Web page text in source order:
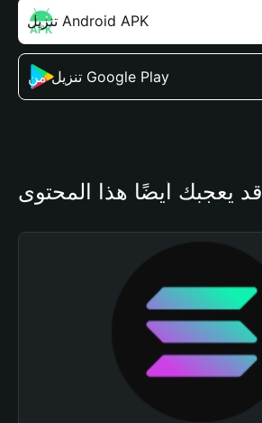
تنزيل Android APK
تنزيل من Google Play
قد يعجبك أيضًا هذا المحتوى